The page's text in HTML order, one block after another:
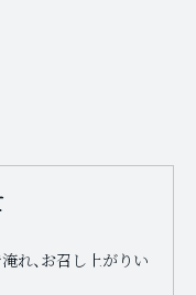
れ、お召し上がりい